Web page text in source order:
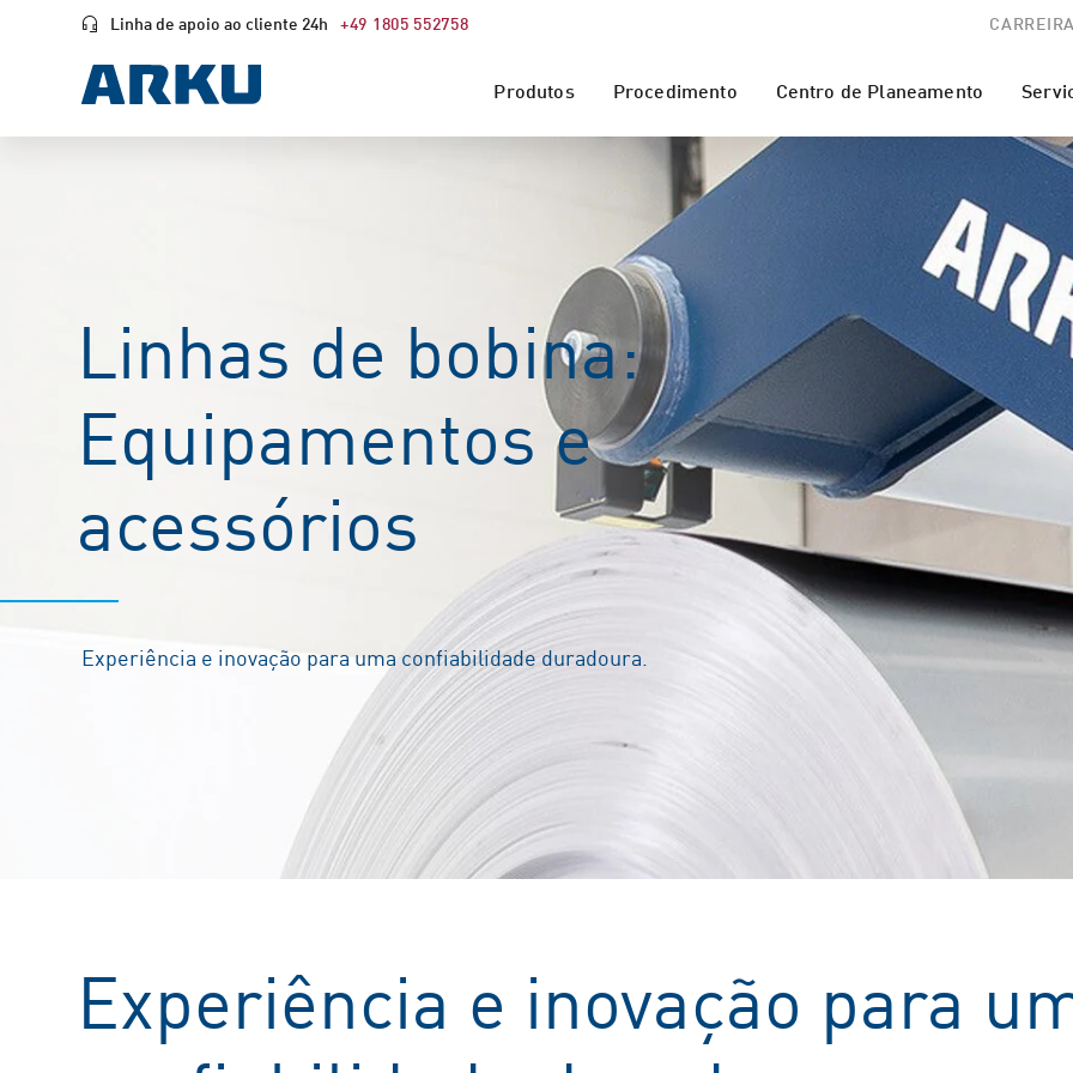
Linha de apoio ao cliente 24h +49 1805 552758
Produtos Procedimento Centro de Planeamento
Linhas de bobina:
Equipamentos e
acessórios
Experiência e inovação para uma confiabilidade duradoura.
Experiência e inovação para